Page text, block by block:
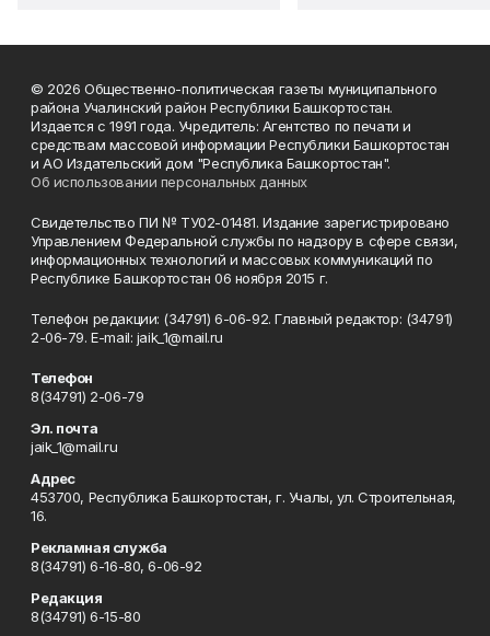
© 2026 Общественно-политическая газеты муниципального
района Учалинский район Республики Башкортостан.
Издается с 1991 года. Учредитель: Агентство по печати и
средствам массовой информации Республики Башкортостан
и АО Издательский дом "Республика Башкортостан".
Об использовании персональных данных
Свидетельство ПИ № ТУ02-01481. Издание зарегистрировано
Управлением Федеральной службы по надзору в сфере связи,
информационных технологий и массовых коммуникаций по
Республике Башкортостан 06 ноября 2015 г.
Телефон редакции: (34791) 6-06-92. Главный редактор: (34791)
2-06-79. Е-mаil: jaik_1@mail.ru
Телефон
8(34791) 2-06-79
Эл. почта
jaik_1@mail.ru
Адрес
453700, Республика Башкортостан, г. Учалы, ул. Строительная,
16.
Рекламная служба
8(34791) 6-16-80, 6-06-92
Редакция
8(34791) 6-15-80